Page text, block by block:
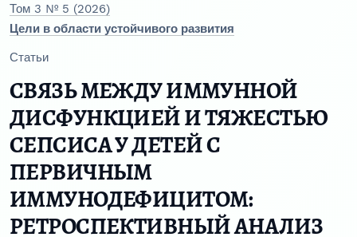
Том 3 № 5 (2026)
Цели в области устойчивого развития
Статьи
СВЯЗЬ МЕЖДУ ИММУННОЙ
ДИСФУНКЦИЕЙ И ТЯЖЕСТЬЮ
СЕПСИСА У ДЕТЕЙ С
ПЕРВИЧНЫМ
ИММУНОДЕФИЦИТОМ:
РЕТРОСПЕКТИВНЫЙ АНАЛИЗ